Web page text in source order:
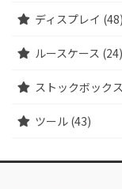
ディスプレイ (48)
ルースケース (24)
ストックボック
ツール (43)